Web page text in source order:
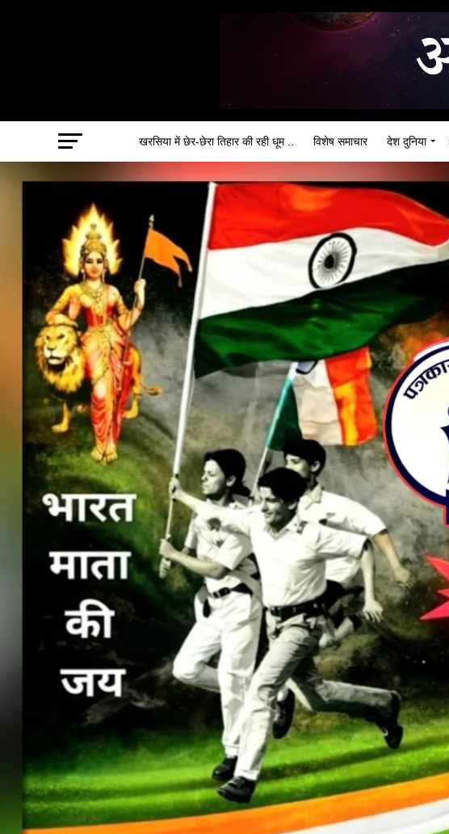
खरसिया में छेर-छेरा तिहार की रही धूम .. विशेष समाचार देश दुनिया